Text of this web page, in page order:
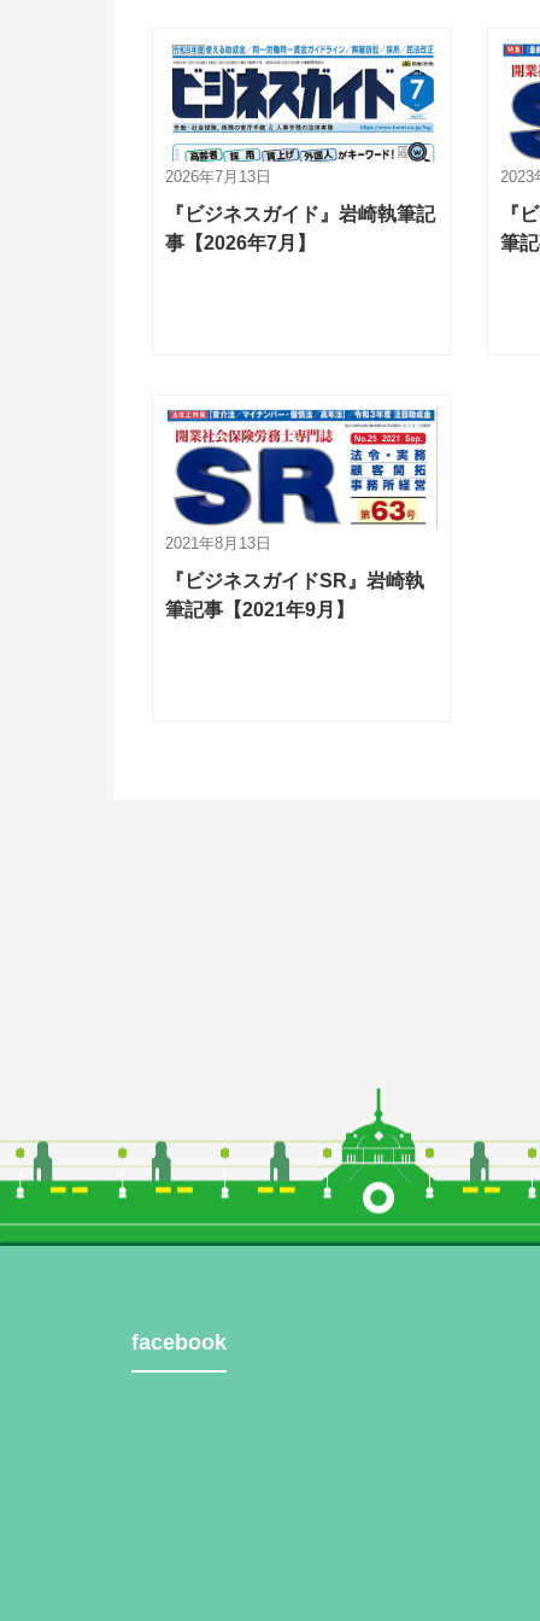
2026年7月13日
『ビジネスガイド』岩崎執筆記
事【2026年7月】
2023
『
筆
2021年8月13日
『ビジネスガイドSR』岩崎執
筆記事【2021年9月】
facebook